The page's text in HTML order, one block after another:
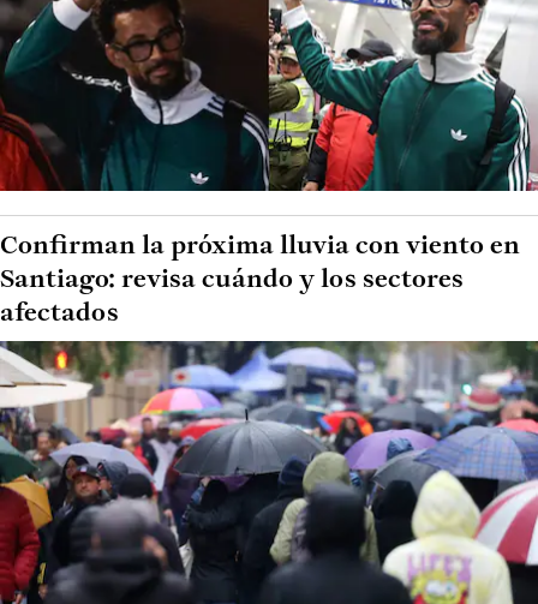
Confirman la próxima lluvia con viento en
Santiago: revisa cuándo y los sectores
afectados